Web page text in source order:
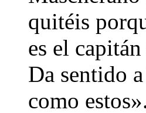
quitéis
es el
Da sentido
como